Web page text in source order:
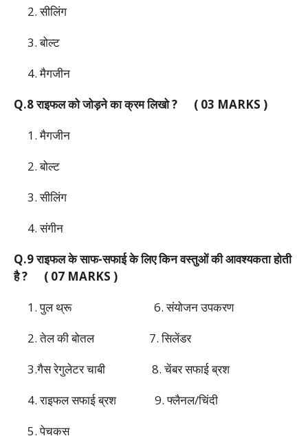
2. सीलिंग
3. बोल्ट
4. मैगजीन
Q.8 राइफल को जोड़ने का क्रम लिखो ? ( 03 MARKS )
1. मैगजीन
2. बोल्ट
3. सीलिंग
4. संगीन
Q.9 राइफल के साफ-सफाई के लिए किन वस्तुओं की आवश्यकता होती
है ? ( 07 MARKS )
1. पुल थ्रू 6. संयोजन उपकरण
2. तेल की बोतल 7. सिलेंडर
3.गैस रेगुलेटर चाबी 8. चेंबर सफाई ब्रश
4. राइफल सफाई ब्रश 9. फ्लैनल/चिंदी
5. पेचकस